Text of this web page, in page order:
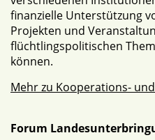
finanzielle Unterstützung
Projekten und
flüchtlingspolitischen
können.
Mehr zu Kooperations-
Forum